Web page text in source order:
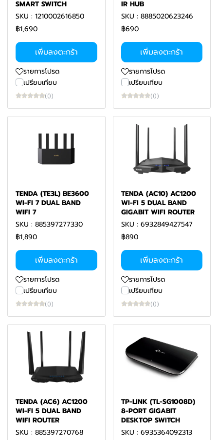
SMART SWITCH
SKU : 1210002616850
฿1,690
เพิ่มลงตะกร้า
รายการโปรด
เปรียบเทียบ
(0)
IR HUB
SKU : 8885020623246
฿690
เพิ่มลงตะกร้า
รายการโปรด
เปรียบเทียบ
(0)
TENDA (TE3L) BE3600
WI-FI 7 DUAL BAND
WIFI 7
SKU : 885397277330
฿1,890
เพิ่มลงตะกร้า
รายการโปรด
เปรียบเทียบ
(0)
TENDA (AC10) AC1200
WI-FI 5 DUAL BAND
GIGABIT WIFI ROUTER
SKU : 6932849427547
฿890
เพิ่มลงตะกร้า
รายการโปรด
เปรียบเทียบ
(0)
TENDA (AC6) AC1200
WI-FI 5 DUAL BAND
WIFI ROUTER
SKU : 885397270768
TP-LINK (TL-SG1008D)
8-PORT GIGABIT
DESKTOP SWITCH
SKU : 6935364092313